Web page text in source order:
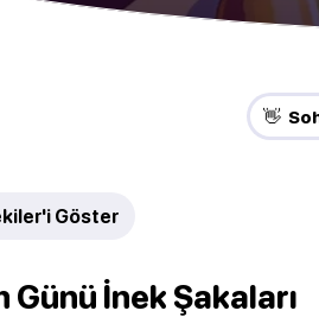
👋
Göster
Günü İnek Şakaları